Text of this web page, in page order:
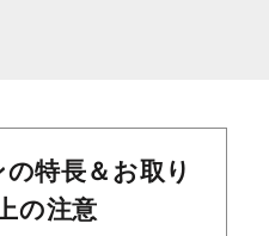
特長＆お取り
の注意